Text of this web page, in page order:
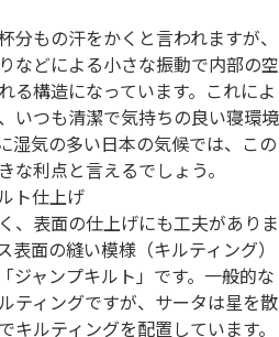
分もの汗をかくと言われますが、
などによる小さな振動で内部の空
る構造になっています。これによ
いつも清潔で気持ちの良い寝環境
湿気の多い日本の気候では、この
な利点と言えるでしょう。
ト仕上げ
、表面の仕上げにも工夫がありま
面の縫い模様（キルティング）
ジャンプキルト」です。一般的な
ティングですが、サータは星を散
キルティングを配置しています。